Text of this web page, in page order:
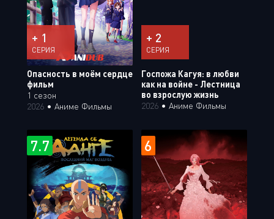
+ 1
СЕРИЯ
Опасность в моём сердце
фильм
1 сезон
2026 • Аниме Фильмы
+ 2
СЕРИЯ
Госпожа Кагуя: в любви
как на войне - Лестница
во взрослую жизнь
2026 • Аниме Фильмы
7.7 6